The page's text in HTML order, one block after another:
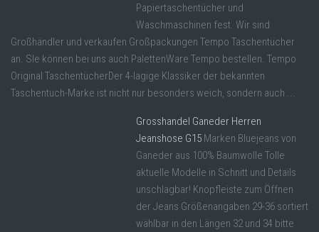
Papiertaschentücher und
Waschmaschinen fest. Wir sind
Großhändler und verkaufen Großpackungen Tempo Taschentücher
an. SIe können bei uns auch PalettenWare Tempo bestellen. Tempo
Original TaschentücherDer 4-lagige Klassiker der bekannten
Taschentuch-Marke ist nicht nur besonders weich, sondern auch ...
Grosshandel Ganeder Herren
Jeanshose G15 Marken Bluejeans von
Ganeder aus 100% Baumwolle Tolle
aktuelle Modelle in Schnitt und Details
unschlagbar! Knopfleiste zum Öffnen
der Jeans Größenangaben 29-36 sortiert
wählbar in den Längen 32 und 34 bitte